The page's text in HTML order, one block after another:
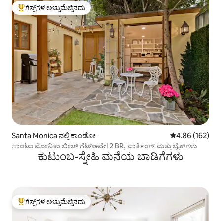
ಗೆಸ್ಟ್‌ಗಳಿಗೆ ಅತಿ ಹೆಚ್ಚು ಅಚ್ಚುಮೆಚ್ಚಿನದು
ಗೆಸ್ಟ್‌ಗಳ ಅಚ್ಚುಮೆಚ್ಚಿನದು
Santa Monica ನಲ್ಲಿ ಕಾಂಡೋ 5 ರಲ್ಲಿ 4.86
4.86 (162)
ಸಾಂಟಾ ಮೋನಿಕಾ ಬೀಚ್ ಗೆಟ್‌ಅವೇ! 2 BR, ಪಾರ್ಕಿಂಗ್ ಮತ್ತು ಬೈಕ್‌ಗಳು
ಕುಟುಂಬ-ಸ್ನೇಹಿ ಮನೆಯ ಬಾಡಿಗೆಗಳು
ಗೆಸ್ಟ್‌ಗಳಿಗೆ ಅತಿ ಹೆಚ್ಚು ಅಚ್ಚುಮೆಚ್ಚಿನದು
ಗೆಸ್ಟ್‌ಗಳ ಅಚ್ಚುಮೆಚ್ಚಿನದು